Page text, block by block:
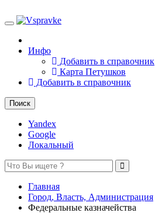
Toggle
Инфо
Добавить в справочник
Карта Петушков
Добавить в справочник
Поиск
Yandex
Google
Локальный
Главная
Город, Власть, Администрация
Федеральные казначейства